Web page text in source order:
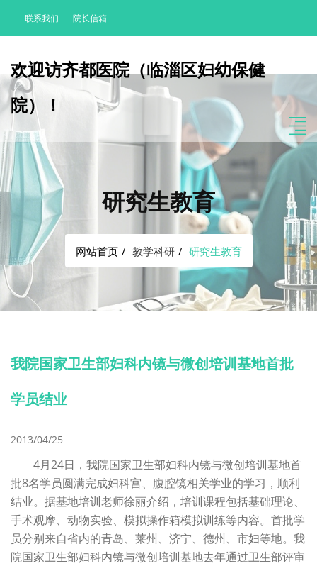
联系我们 院长信箱
欢迎访齐都医院（临淄区妇幼保健
院）！
研究生教育
网站首页 教学科研 研究生教育
我院国家卫生部妇科内镜与微创培训基地首批
学员结业
2013/04/25
4月24日，我院国家卫生部妇科内镜与微创培训基地首
批8名学员圆满完成妇科宫、腹腔镜相关学业的学习，顺利
结业。据基地培训老师徐丽介绍，培训课程包括基础理论、
手术观摩、动物实验、模拟操作箱模拟训练等内容。首批学
员分别来自省内的青岛、莱州、济宁、德州、市妇等地。我
院国家卫生部妇科内镜与微创培训基地去年通过卫生部评审